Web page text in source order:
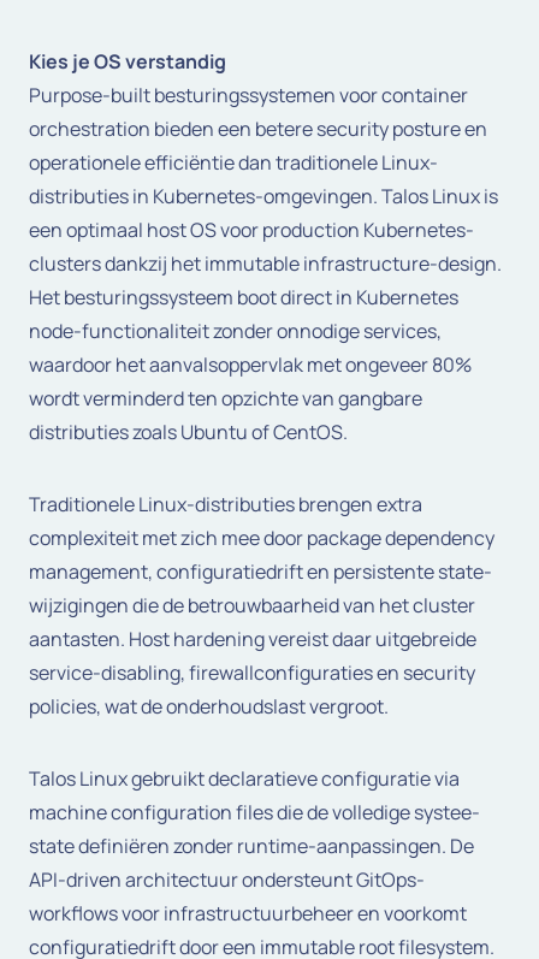
Kies je OS verstandig
Purpose-built besturingssystemen voor container
orchestration bieden een betere security posture en
operationele efficiëntie dan traditionele Linux-
distributies in Kubernetes-omgevingen. Talos Linux is
een optimaal host OS voor production Kubernetes-
clusters dankzij het immutable infrastructure-design.
Het besturingssysteem boot direct in Kubernetes
node-functionaliteit zonder onnodige services,
waardoor het aanvalsoppervlak met ongeveer 80%
wordt verminderd ten opzichte van gangbare
distributies zoals Ubuntu of CentOS.
Traditionele Linux-distributies brengen extra
complexiteit met zich mee door package dependency
management, configuratiedrift en persistente state-
wijzigingen die de betrouwbaarheid van het cluster
aantasten. Host hardening vereist daar uitgebreide
service-disabling, firewallconfiguraties en security
policies, wat de onderhoudslast vergroot.
Talos Linux gebruikt declaratieve configuratie via
machine configuration files die de volledige systee-
state definiëren zonder runtime-aanpassingen. De
API-driven architectuur ondersteunt GitOps-
workflows voor infrastructuurbeheer en voorkomt
configuratiedrift door een immutable root filesystem.